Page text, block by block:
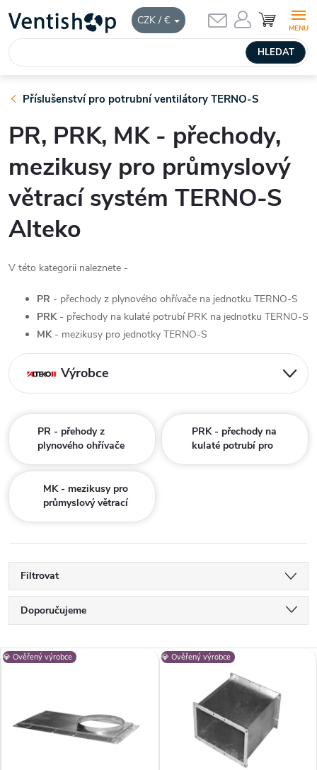
CZK / €
obsah
HLEDAT
NÁKUPNÍ
KOŠÍK
Příslušenství pro potrubní ventilátory TERNO-S
PR, PRK, MK - přechody,
mezikusy pro průmyslový
větrací systém TERNO-S
Alteko
V této kategorii naleznete -
PR - přechody z plynového ohřívače na jednotku TERNO-S
PRK- přechody na kulaté potrubí PRK na jednotku TERNO-S
MK- mezikusy pro jednotky TERNO-S
Výrobce
PR - přehody z
plynového ohřívače
větrací systém TERNO-
S Alteko
PRK - přechody na
kulaté potrubí pro
MK - mezikusy pro
průmyslový větrací
Filtrovat
Ř
a
e
Doporučujeme
Nejdražší
Abecedně
V
p
💎 Ověřený výrobce 💎 Ověřený výrobce